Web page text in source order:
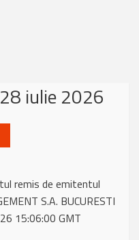
iulie 2026
remis de emitentul
S.A. BUCURESTI
15:06:00 GMT